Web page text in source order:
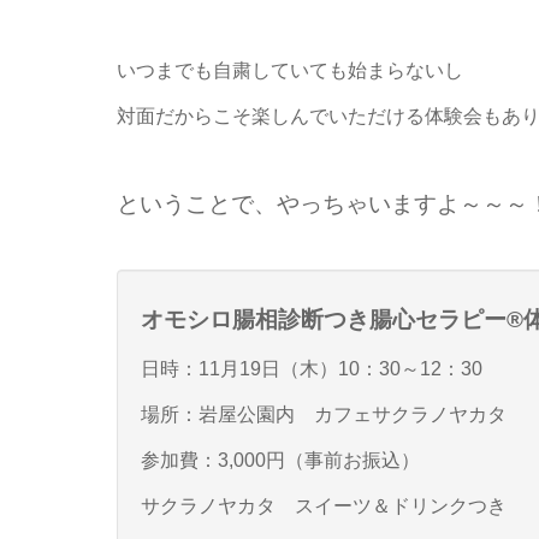
いつまでも自粛していても始まらないし
対面だからこそ楽しんでいただける体験会もあり
ということで、やっちゃいますよ～～～
オモシロ腸相診断つき腸心セラピー®
日時：11月19日（木）10：30～12：30
場所：岩屋公園内 カフェサクラノヤカタ
参加費：3,000円（事前お振込）
サクラノヤカタ スイーツ＆ドリンクつき